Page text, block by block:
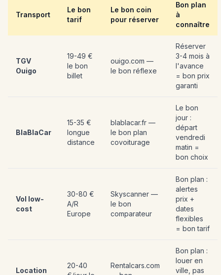
Transport
Le bon
tarif
Le bon coin
pour réserver
Bon plan
à
connaître
TGV
Ouigo
19-49 €
le bon
billet
ouigo.com —
le bon réflexe
Réserver
3-4 mois à
l'avance
= bon prix
garanti
BlaBlaCar
15-35 €
longue
distance
blablacar.fr —
le bon plan
covoiturage
Le bon
jour :
départ
vendredi
matin =
bon choix
Vol low-
cost
30-80 €
A/R
Europe
Skyscanner —
le bon
comparateur
Bon plan :
alertes
prix +
dates
flexibles
= bon tarif
Location
20-40
Rentalcars.com
Bon plan :
louer en
ville, pas